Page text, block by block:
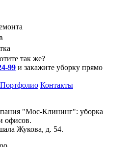
так же?
99 и закажите уборку прямо
Портфолио Контакты
"Мос-Клининг": уборка
офисов.
Жукова, д. 54.